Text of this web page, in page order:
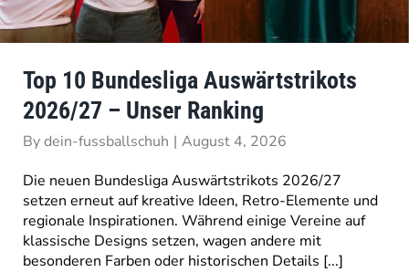
Top 10 Bundesliga Auswärtstrikots
2026/27 – Unser Ranking
Bydein-fussballschuh | August 4, 2026
Die neuen Bundesliga Auswärtstrikots 2026/27
setzen erneut auf kreative Ideen, Retro-Elemente und
regionale Inspirationen. Während einige Vereine auf
klassische Designs setzen, wagen andere mit
besonderen Farben oder historischen Details [...]